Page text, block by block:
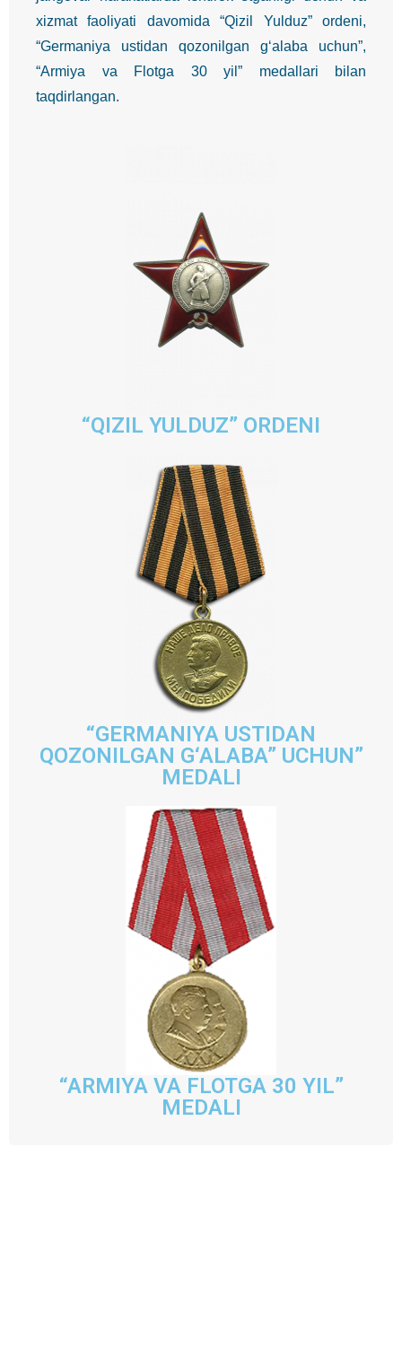
xizmat faoliyati davomida “Qizil Yulduz” ordeni,
“Germaniya ustidan qozonilgan g‘alaba uchun”,
“Armiya va Flotga 30 yil” medallari bilan
taqdirlangan.
“QIZIL YULDUZ” ORDENI
“GERMANIYA USTIDAN
QOZONILGAN G‘ALABA” UCHUN”
MEDALI
“ARMIYA VA FLOTGA 30 YIL”
MEDALI